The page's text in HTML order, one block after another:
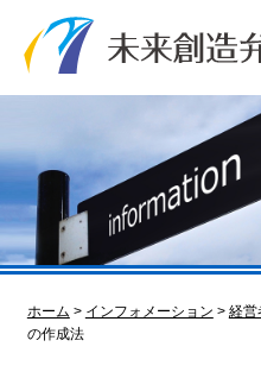
ホーム > インフォメーション > 経営
の作成法